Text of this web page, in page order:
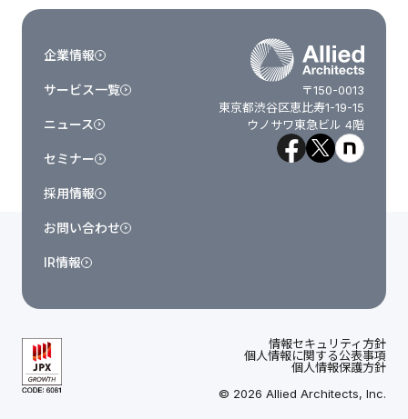
〒150-0013
東京都渋谷区恵比寿1-19-15
ウノサワ東急ビル 4階
企業情報
サービス一覧
ニュース
セミナー
採用情報
お問い合わせ
IR情報
情報セキュリティ方針
個人情報に関する公表事項
個人情報保護方針
© 2026 Allied Architects, Inc.